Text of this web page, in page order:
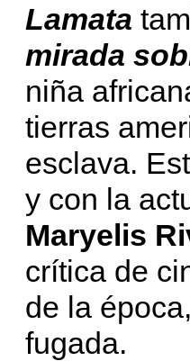
Lamata
mirada
niña
tierras
esclava.
y con la
Maryelis
crítica de
de la
fugada.